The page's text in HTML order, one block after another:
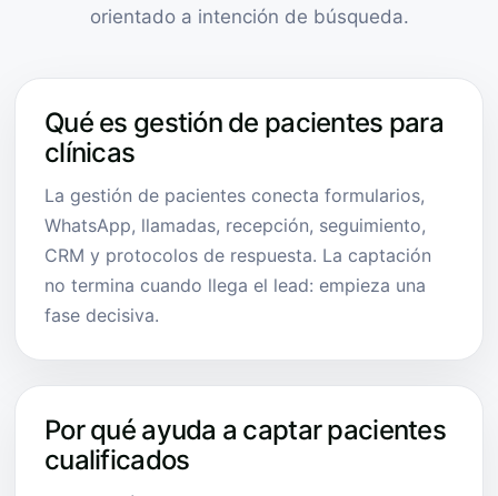
orientado a intención de búsqueda.
Qué es gestión de pacientes para
clínicas
La gestión de pacientes conecta formularios,
WhatsApp, llamadas, recepción, seguimiento,
CRM y protocolos de respuesta. La captación
no termina cuando llega el lead: empieza una
fase decisiva.
Por qué ayuda a captar pacientes
cualificados